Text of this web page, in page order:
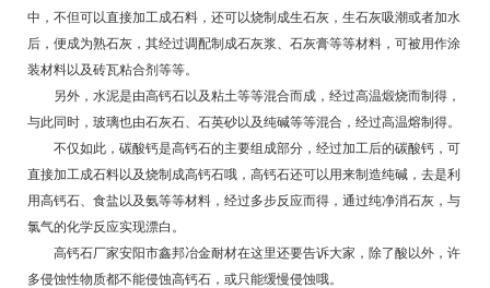
中，不但可以直接加工成石料，还可以烧制成生石灰，生石灰吸潮或者加水
后，便成为熟石灰，其经过调配制成石灰浆、石灰膏等等材料，可被用作涂
装材料以及砖瓦粘合剂等等。
另外，水泥是由高钙石以及粘土等等混合而成，经过高温煅烧而制得，
与此同时，玻璃也由石灰石、石英砂以及纯碱等等混合，经过高温熔制得。
不仅如此，碳酸钙是高钙石的主要组成部分，经过加工后的碳酸钙，可
直接加工成石料以及烧制成高钙石哦，高钙石还可以用来制造纯碱，去是利
用高钙石、食盐以及氨等等材料，经过多步反应而得，通过纯净消石灰，与
氯气的化学反应实现漂白。
高钙石厂家安阳市鑫邦冶金耐材在这里还要告诉大家，除了酸以外，许
多侵蚀性物质都不能侵蚀高钙石，或只能缓慢侵蚀哦。